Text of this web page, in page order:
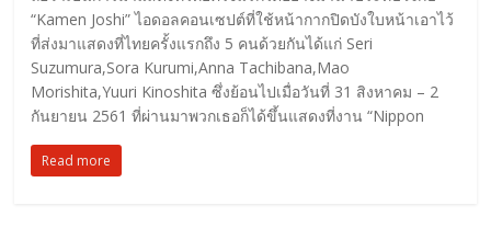
“Kamen Joshi” ไอดอลคอนเซปต์ที่ใช้หน้ากากปิดบังใบหน้าเอาไว้
ที่ส่งมาแสดงที่ไทยครั้งแรกถึง 5 คนด้วยกันได้แก่ Seri
Suzumura,Sora Kurumi,Anna Tachibana,Mao
Morishita,Yuuri Kinoshita ซึ่งย้อนไปเมื่อวันที่ 31 สิงหาคม – 2
กันยายน 2561 ที่ผ่านมาพวกเธอก็ได้ขึ้นแสดงที่งาน “Nippon
Read more